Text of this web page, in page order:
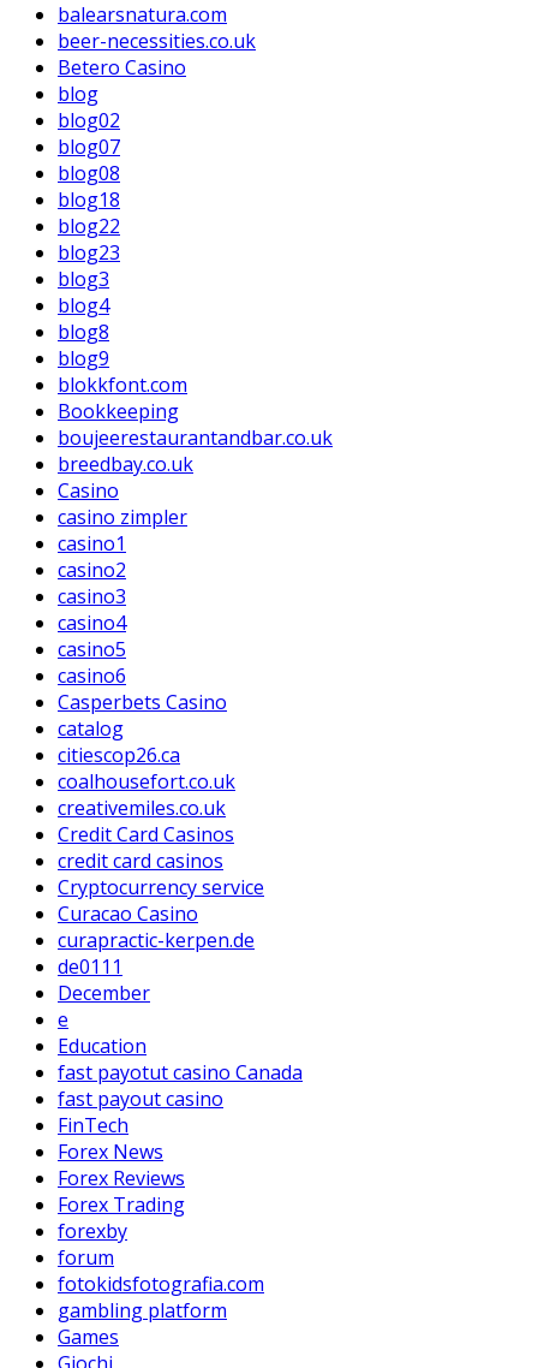
balearsnatura.com
beer-necessities.co.uk
Betero Casino
blog
blog02
blog07
blog08
blog18
blog22
blog23
blog3
blog4
blog8
blog9
blokkfont.com
Bookkeeping
boujeerestaurantandbar.co.uk
breedbay.co.uk
Casino
casino zimpler
casino1
casino2
casino3
casino4
casino5
casino6
Casperbets Casino
catalog
citiescop26.ca
coalhousefort.co.uk
creativemiles.co.uk
Credit Card Casinos
credit card casinos
Cryptocurrency service
Curacao Casino
curapractic-kerpen.de
de0111
December
e
Education
fast payotut casino Canada
fast payout casino
FinTech
Forex News
Forex Reviews
Forex Trading
forexby
forum
fotokidsfotografia.com
gambling platform
Games